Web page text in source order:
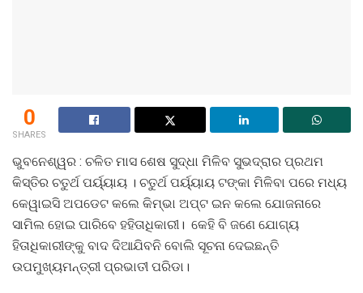
0
SHARES
ଭୁବନେଶ୍ୱର : ଚଳିତ ମାସ ଶେଷ ସୁଦ୍ଧା ମିଳିବ ସୁଭଦ୍ରାର ପ୍ରଥମ
କିସ୍ତିର ଚତୁର୍ଥ ପର୍ୟ୍ୟାୟ । ଚତୁର୍ଥ ପର୍ୟ୍ୟାୟ ଟଙ୍କା ମିଳିବା ପରେ ମଧ୍ୟ
କେୱାଇସି ଅପଡେଟ କଲେ କିମ୍ଭା ଅପ୍ଟ ଇନ କଲେ ଯୋଜନାରେ
ସାମିଲ ହୋଇ ପାରିବେ ହହିତାଧିକାରୀ। କେହି ବି ଜଣେ ଯୋଗ୍ୟ
ହିତାଧିକାରୀଙ୍କୁ ବାଦ ଦିଆଯିବନି ବୋଲି ସୂଚନା ଦେଇଛନ୍ତି
ଉପମୁଖ୍ୟମନ୍ତ୍ରୀ ପ୍ରଭାତୀ ପରିଡା।